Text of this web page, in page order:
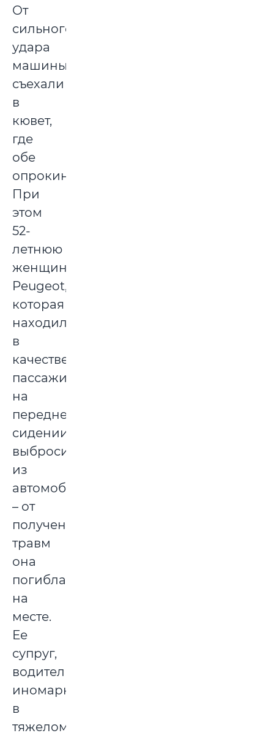
От
сильного
удара
машины
съехали
в
кювет,
где
обе
опрокинулись.
При
этом
52-
летнюю
женщину
Peugeot,
которая
находилась
в
качестве
пассажира
на
переднем
сидении,
выбросило
из
автомобиля
– от
полученных
травм
она
погибла
на
месте.
Ее
супруг,
водитель
иномарки,
в
тяжелом